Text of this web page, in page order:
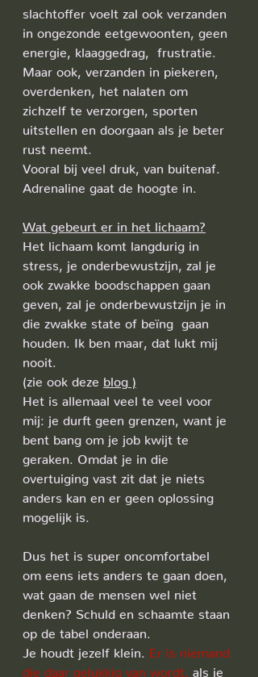
slachtoffer voelt zal ook verzanden
in ongezonde eetgewoonten, geen
energie, klaaggedrag,  frustratie.
Maar ook, verzanden in piekeren,
overdenken, het nalaten om
zichzelf te verzorgen, sporten
uitstellen en doorgaan als je beter
rust neemt.
Vooral bij veel druk, van buitenaf.
Adrenaline gaat de hoogte in.
Wat gebeurt er in het lichaam?
Het lichaam komt langdurig in
stress, je onderbewustzijn, zal je
ook zwakke boodschappen gaan
geven, zal je onderbewustzijn je in
die zwakke state of beïng  gaan
houden. Ik ben maar, dat lukt mij
nooit.
(zie ook deze blog )
Het is allemaal veel te veel voor
mij: je durft geen grenzen, want je
bent bang om je job kwijt te
geraken. Omdat je in die
overtuiging vast zit dat je niets
anders kan en er geen oplossing
mogelijk is.
Dus het is super oncomfortabel
om eens iets anders te gaan doen,
wat gaan de mensen wel niet
denken? Schuld en schaamte staan
op de tabel onderaan.
Je houdt jezelf klein. Er is niemand
die daar gelukkig van wordt,
als je